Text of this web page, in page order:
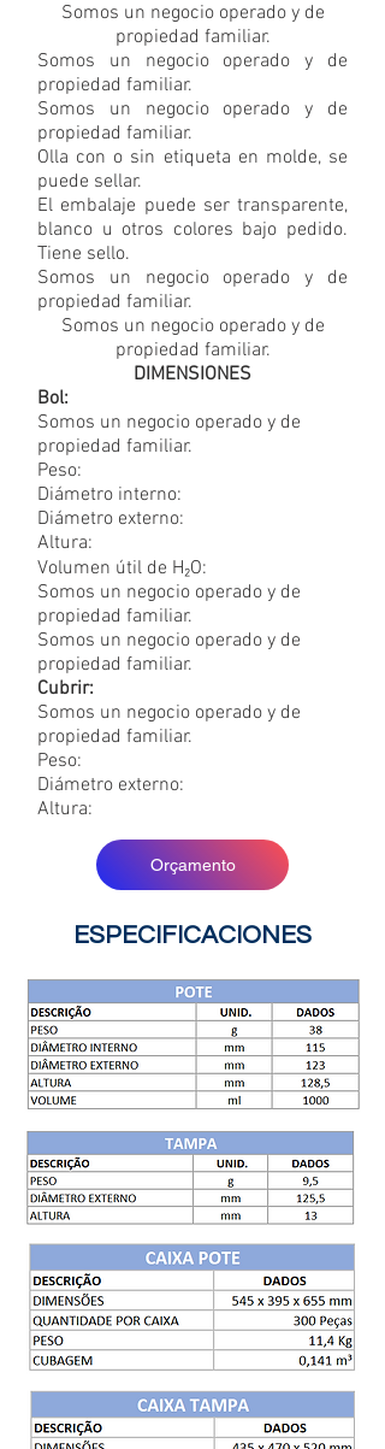
Somos un negocio operado y de
propiedad familiar.
Somos un negocio operado y de
propiedad familiar.
Somos un negocio operado y de
propiedad familiar.
Olla con o sin etiqueta en molde, se
puede sellar.
El embalaje puede ser transparente,
blanco u otros colores bajo pedido.
Tiene sello.
Somos un negocio operado y de
propiedad familiar.
Somos un negocio operado y de
propiedad familiar.
DIMENSIONES
Bol:
Somos un negocio operado y de
propiedad familiar.
Peso:
Diámetro interno:
Diámetro externo:
Altura:
Volumen útil de H₂O:
Somos un negocio operado y de
propiedad familiar.
Somos un negocio operado y de
propiedad familiar.
Cubrir:
Somos un negocio operado y de
propiedad familiar.
Peso:
Diámetro externo:
Altura:
Orçamento
ESPECIFICACIONES